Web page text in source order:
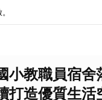
小教職員宿
打造優質生活